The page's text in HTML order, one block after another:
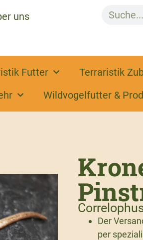
uns
Futter Terraristik
Wildvogelfutter &
Der
per